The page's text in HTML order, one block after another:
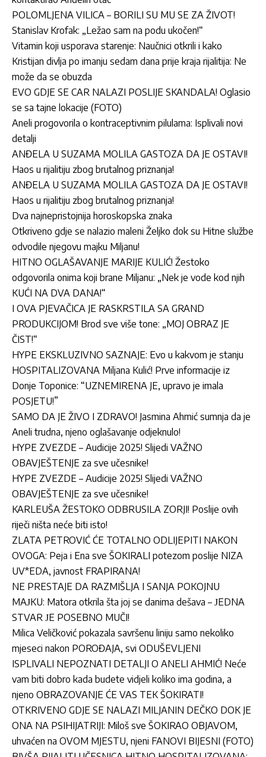
POLOMLJENA VILICA – BORILI SU MU SE ZA ŽIVOT!
Stanislav Krofak: „Ležao sam na podu ukočen!“
Vitamin koji usporava starenje: Naučnici otkrili i kako
Kristijan divlja po imanju sedam dana prije kraja rijalitija: Ne
može da se obuzda
EVO GDJE SE CAR NALAZI POSLIJE SKANDALA! Oglasio
se sa tajne lokacije (FOTO)
Aneli progovorila o kontraceptivnim pilulama: Isplivali novi
detalji
ANĐELA U SUZAMA MOLILA GASTOZA DA JE OSTAVI!
Haos u rijalitiju zbog brutalnog priznanja!
ANĐELA U SUZAMA MOLILA GASTOZA DA JE OSTAVI!
Haos u rijalitiju zbog brutalnog priznanja!
Dva najnepristojnija horoskopska znaka
Otkriveno gdje se nalazio maleni Željko dok su Hitne službe
odvodile njegovu majku Miljanu!
HITNO OGLAŠAVANJE MARIJE KULIĆ! Žestoko
odgovorila onima koji brane Miljanu: „Nek je vode kod njih
KUĆI NA DVA DANA!“
I OVA PJEVAČICA JE RASKRSTILA SA GRAND
PRODUKCIJOM! Brod sve više tone: „MOJ OBRAZ JE
ČIST!“
HYPE EKSKLUZIVNO SAZNAJE: Evo u kakvom je stanju
HOSPITALIZOVANA Miljana Kulić! Prve informacije iz
Donje Toponice: “UZNEMIRENA JE, upravo je imala
POSJETU!”
SAMO DA JE ŽIVO I ZDRAVO! Jasmina Ahmić sumnja da je
Aneli trudna, njeno oglašavanje odjeknulo!
HYPE ZVEZDE – Audicije 2025! Slijedi VAŽNO
OBAVJEŠTENJE za sve učesnike!
HYPE ZVEZDE – Audicije 2025! Slijedi VAŽNO
OBAVJEŠTENJE za sve učesnike!
KARLEUŠA ŽESTOKO ODBRUSILA ZORJI! Poslije ovih
riječi ništa neće biti isto!
ZLATA PETROVIĆ ĆE TOTALNO ODLIJEPITI NAKON
OVOGA: Peja i Ena sve ŠOKIRALI potezom poslije NIZA
UV*EDA, javnost FRAPIRANA!
NE PRESTAJE DA RAZMIŠLJA I SANJA POKOJNU
MAЈKU: Matora otkrila šta joj se danima dešava – ЈEDNA
STVAR ЈE POSEBNO MUČI!
Milica Veličković pokazala savršenu liniju samo nekoliko
mjeseci nakon POROĐAJA, svi ODUŠEVLJENI
ISPLIVALI NEPOZNATI DETALJI O ANELI AHMIĆ! Neće
vam biti dobro kada budete vidjeli koliko ima godina, a
njeno OBRAZOVANJE ĆE VAS TEK ŠOKIRATI!
OTKRIVENO GDJE SE NALAZI MILJANIN DEČKO DOK JE
ONA NA PSIHIJATRIJI: Miloš sve ŠOKIRAO OBJAVOM,
uhvaćen na OVOM MJESTU, njeni FANOVI BIJESNI (FOTO)